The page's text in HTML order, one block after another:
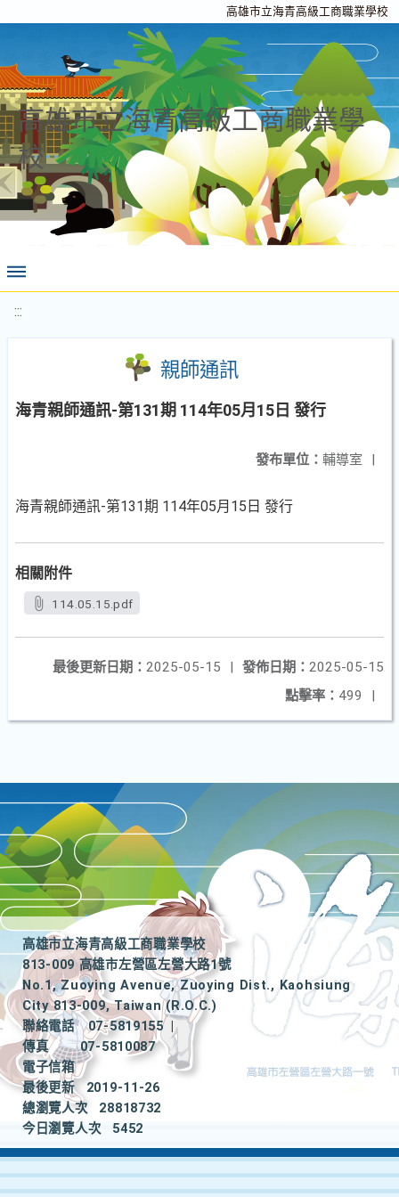
高雄市立海青高級工商職業學校
高雄市立海青高級工商職業學
校
:::
親師通訊
海青親師通訊-第131期 114年05月15日 發行
發布單位： 輔導室 |
海青親師通訊-第131期 114年05月15日 發行
相關附件
114.05.15.pdf
發佈日期： 2025-05-15
最後更新日期： 2025-05-15
|
點擊率： 499 |
高雄市立海青高級工商職業學校
813-009 高雄市左營區左營大路1號
No.1, Zuoying Avenue, Zuoying Dist., Kaohsiung
City 813-009, Taiwan (R.O.C.)
聯絡電話
07-5819155
|
傳真
07-5810087
電子信箱
最後更新
2019-11-26
總瀏覽人次
28818732
今日瀏覽人次
5452